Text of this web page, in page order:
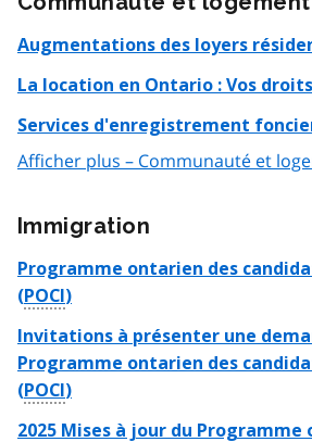
Augmentations des loyers
La location en Ontario : Vos droits
Services d'enregistrement
Afficher plus – Communauté et
Immigration
Programme ontarien des
(POCI)
Invitations à présenter une
Programme ontarien des
(POCI)
2025 Mises à jour du Programme